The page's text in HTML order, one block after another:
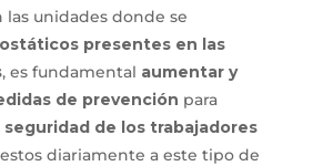
las unidades donde se
presentes en las
, es fundamental aumentar y
de prevención para
de los trabajadores
diariamente a este tipo de